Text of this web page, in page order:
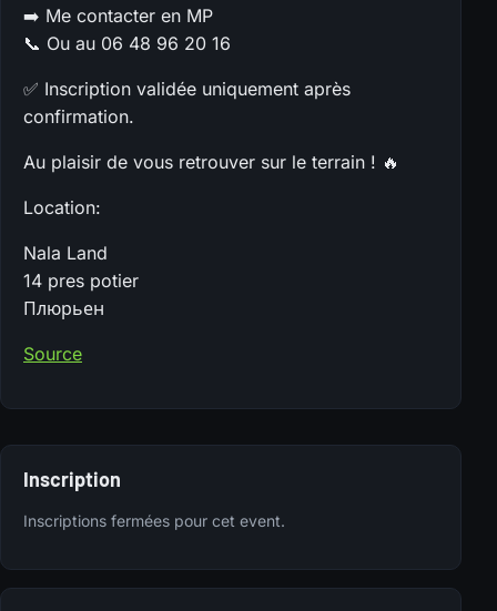
➡️ Me contacter en MP
📞 Ou au 06 48 96 20 16
✅ Inscription validée uniquement après
confirmation.
Au plaisir de vous retrouver sur le terrain ! 🔥
Location:
Nala Land
14 pres potier
Плюрьен
Source
Inscription
Inscriptions fermées pour cet event.